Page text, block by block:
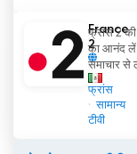
France
2
फ्रांस
सामान्य
टीवी
फ्रांस 2 की
का आनंद
समाचार से